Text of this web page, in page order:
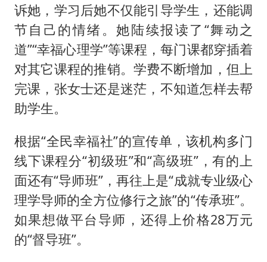
诉她，学习后她不仅能引导学生，还能调
节自己的情绪。她陆续报读了“舞动之
道”“幸福心理学”等课程，每门课都穿插着
对其它课程的推销。学费不断增加，但上
完课，张女士还是迷茫，不知道怎样去帮
助学生。
根据“全民幸福社”的宣传单，该机构多门
线下课程分“初级班”和“高级班”，有的上
面还有“导师班”，再往上是“成就专业级心
理学导师的全方位修行之旅”的“传承班”。
如果想做平台导师，还得上价格28万元
的“督导班”。